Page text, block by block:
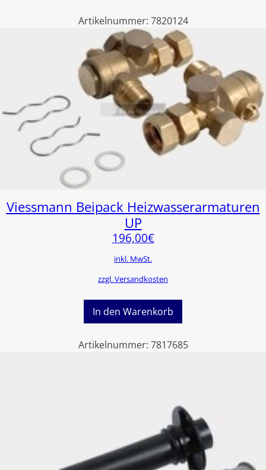
Artikelnummer: 7820124
Viessmann Beipack Heizwasserarmaturen
UP
196,00€
inkl. MwSt.
zzgl. Versandkosten
In den Warenkorb
Artikelnummer: 7817685